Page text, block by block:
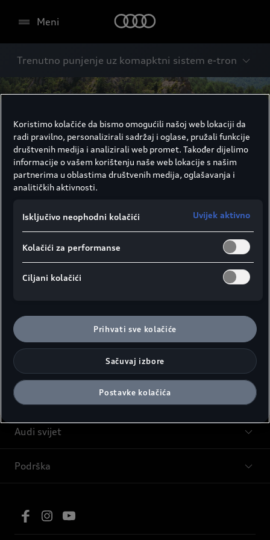
Meni
Trenutno punjenje uz komapktni sistem e-tron
Servis i oprema
Audi svijet
Podrška
Koristimo kolačiće da bismo omogućili našoj web lokaciji da
radi pravilno, personalizirali sadržaj i oglase, pružali funkcije
društvenih medija i analizirali web promet. Također dijelimo
informacije o vašem korištenju naše web lokacije s našim
partnerima u oblastima društvenih medija, oglašavanja i
analitičkih aktivnosti.
Isključivo neophodni kolačići Uvijek aktivno
Kolačići za performanse
Ciljani kolačići
Prihvati sve kolačiće
Sačuvaj izbore
Postavke kolačića